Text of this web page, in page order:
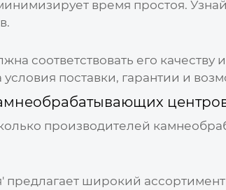
время простоя.
соответствовать его
поставки, гарантии и
производителей
предлагает широкий ассортимент